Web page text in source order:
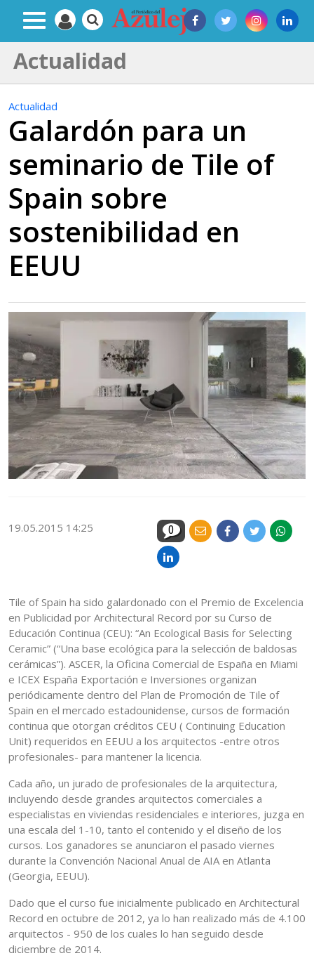
Actualidad
Actualidad
Galardón para un
seminario de Tile of
Spain sobre
sostenibilidad en
EEUU
19.05.2015 14:25 0
Tile of Spain ha sido galardonado con el Premio de Excelencia
en Publicidad por Architectural Record por su Curso de
Educación Continua (CEU): “An Ecological Basis for Selecting
Ceramic” (“Una base ecológica para la selección de baldosas
cerámicas”). ASCER, la Oficina Comercial de España en Miami
e ICEX España Exportación e Inversiones organizan
periódicamente dentro del Plan de Promoción de Tile of
Spain en el mercado estadounidense, cursos de formación
continua que otorgan créditos CEU ( Continuing Education
Unit) requeridos en EEUU a los arquitectos -entre otros
profesionales- para mantener la licencia.
Cada año, un jurado de profesionales de la arquitectura,
incluyendo desde grandes arquitectos comerciales a
especialistas en viviendas residenciales e interiores, juzga en
una escala del 1-10, tanto el contenido y el diseño de los
cursos. Los ganadores se anunciaron el pasado viernes
durante la Convención Nacional Anual de AIA en Atlanta
(Georgia, EEUU).
Dado que el curso fue inicialmente publicado en Architectural
Record en octubre de 2012, ya lo han realizado más de 4.100
arquitectos - 950 de los cuales lo han seguido desde
diciembre de 2014.